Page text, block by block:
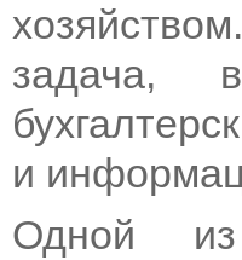
задача,
и
Одной из